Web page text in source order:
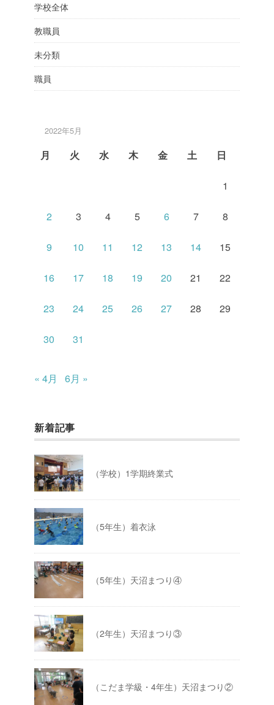
学校全体
教職員
未分類
職員
2022年5月
月 火 水 木 金 土 日
1
2 3 4 5 6 7 8
9 10 11 12 13 14 15
16 17 18 19 20 21 22
23 24 25 26 27 28 29
30 31
« 4月 6月 »
新着記事
（学校）1学期終業式
（5年生）着衣泳
（5年生）天沼まつり④
（2年生）天沼まつり③
（こだま学級・4年生）天沼まつり②